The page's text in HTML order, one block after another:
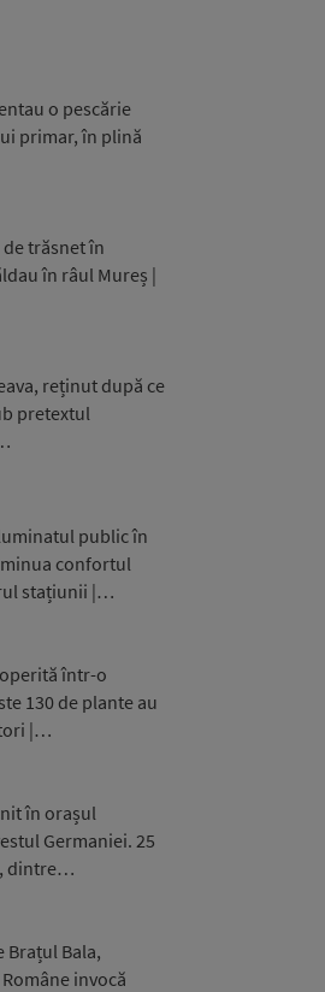
o pescărie
primar, în plină
trăsnet în
în râul Mureș |
reținut după ce
pretextul
public în
confortul
stațiunii |…
într-o
130 de plante au
|…
în orașul
Germaniei. 25
dintre…
Brațul Bala,
invocă